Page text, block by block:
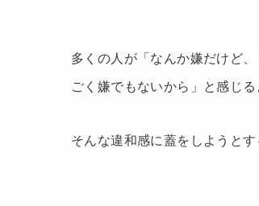
多くの人が「なんか嫌だけど
ごく嫌でもないから」と感じる
そんな違和感に蓋をしようと